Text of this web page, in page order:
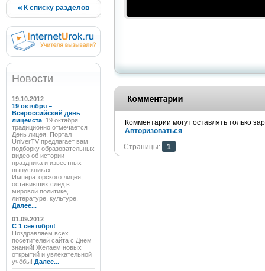
К списку разделов
Новости
19.10.2012
19 октября –
Всероссийский день
лицеиста 19 октября
традиционно отмечается
День лицея. Портал
UniverTV предлагает вам
подборку образовательных
видео об истории
праздника и известных
выпускниках
Императорского лицея,
оставивших след в
мировой политике,
литературе, культуре.
Далее...
01.09.2012
C 1 сентября!
Поздравляем всех
посетителей сайта с Днём
знаний! Желаем новых
открытий и увлекательной
учёбы! Далее...
Комментарии могут оставлять только
Авторизоваться
Страницы:
1